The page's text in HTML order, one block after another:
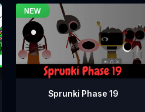
Sprunki Phase 19